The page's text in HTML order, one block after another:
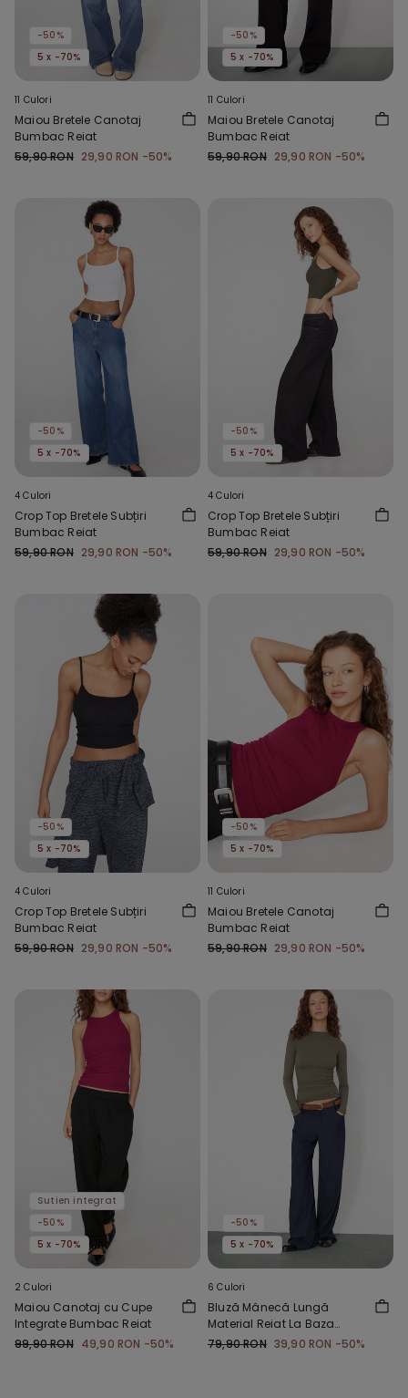
-50%
5 x -70%
11 Culori
Maiou Bretele Canotaj
Bumbac Reiat
59,90 RON 29,90 RON -50%
-50%
5 x -70%
11 Culori
Maiou Bretele Canotaj
Bumbac Reiat
59,90 RON 29,90 RON -50%
-50%
5 x -70%
4 Culori
Crop Top Bretele Subțiri
Bumbac Reiat
59,90 RON 29,90 RON -50%
-50%
5 x -70%
4 Culori
Crop Top Bretele Subțiri
Bumbac Reiat
59,90 RON 29,90 RON -50%
-50%
5 x -70%
4 Culori
Crop Top Bretele Subțiri
Bumbac Reiat
59,90 RON 29,90 RON -50%
-50%
5 x -70%
11 Culori
Maiou Bretele Canotaj
Bumbac Reiat
59,90 RON 29,90 RON -50%
Sutien integrat
-50%
5 x -70%
2 Culori
Maiou Canotaj cu Cupe
Integrate Bumbac Reiat
99,90 RON 49,90 RON -50%
-50%
5 x -70%
6 Culori
Bluză Mânecă Lungă
Material Reiat La Baza
Gâtului
79,90 RON 39,90 RON -50%